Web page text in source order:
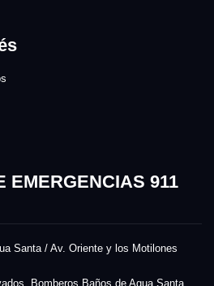
EMERGENCIAS 911
Santa / Av. Oriente y los Motilones
Bomberos Baños de Agua Santa.